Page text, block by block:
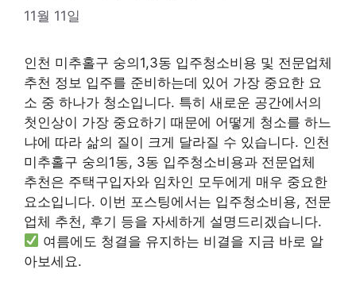
11월 11일
인천 미추홀구 숭의1,3동 입주청소비용 및 전문업체
추천 정보 입주를 준비하는데 있어 가장 중요한 요
소 중 하나가 청소입니다. 특히 새로운 공간에서의
첫인상이 가장 중요하기 때문에 어떻게 청소를 하느
냐에 따라 삶의 질이 크게 달라질 수 있습니다. 인천
미추홀구 숭의1동, 3동 입주청소비용과 전문업체
추천은 주택구입자와 임차인 모두에게 매우 중요한
요소입니다. 이번 포스팅에서는 입주청소비용, 전문
업체 추천, 후기 등을 자세하게 설명드리겠습니다.
여름에도 청결을 유지하는 비결을 지금 바로 알
아보세요.